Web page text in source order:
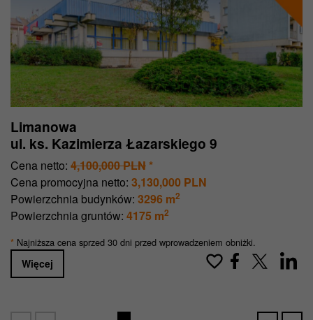
Limanowa
ul. ks. Kazimierza Łazarskiego 9
Cena netto: 4,100,000 PLN*
Cena promocyjna netto: 3,130,000 PLN
Powierzchnia budynków: 3296 m2
Powierzchnia gruntów: 4175 m2
* Najniższa cena sprzed 30 dni przed wprowadzeniem obniżki.
Więcej